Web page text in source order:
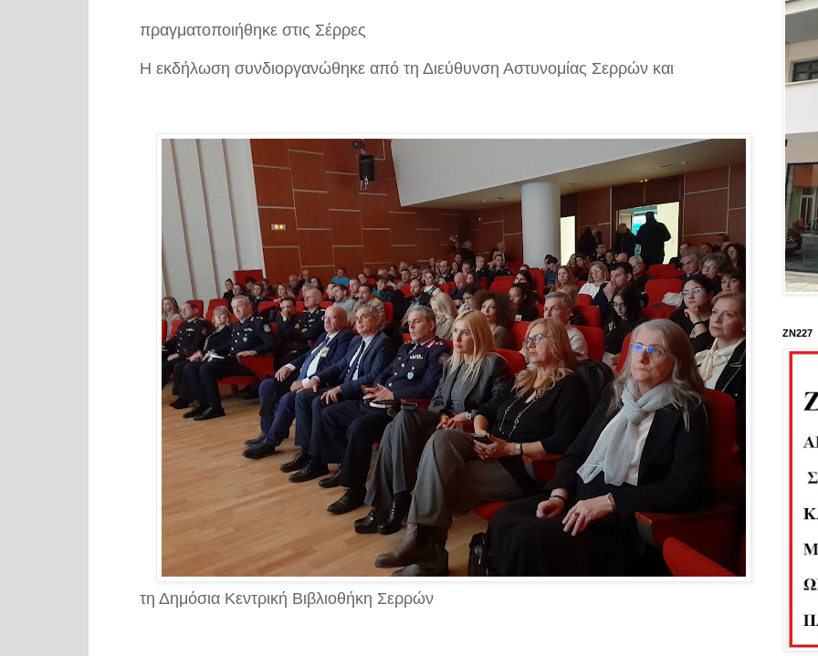
πραγματοποιήθηκε στις Σέρρες
Η εκδήλωση συνδιοργανώθηκε από τη Διεύθυνση Αστυνομίας Σερρών και
τη Δημόσια Κεντρική Βιβλιοθήκη Σερρών
ΖΝ227